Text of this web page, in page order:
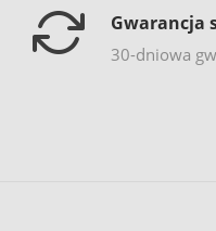
Gwarancja
30-dniowa